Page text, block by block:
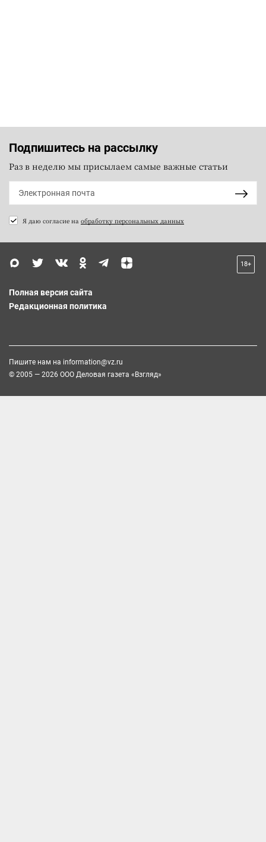
Подпишитесь на рассылку
Раз в неделю мы присылаем самые важные статьи
Я даю согласие на обработку персональных данных
18+
Полная версия сайта
Редакционная политика
Пишите нам на information@vz.ru
© 2005 — 2026 ООО Деловая газета «Взгляд»